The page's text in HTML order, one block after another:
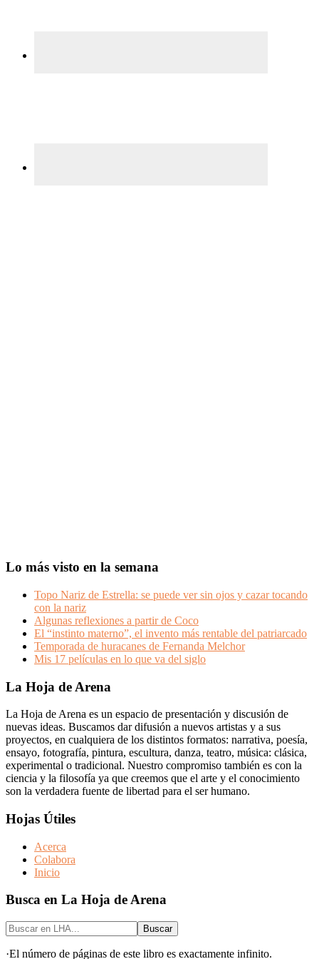
Lo más visto en la semana
Topo Nariz de Estrella: se puede ver sin ojos y cazar tocando
con la nariz
Algunas reflexiones a partir de Coco
El “instinto materno”, el invento más rentable del patriarcado
Temporada de huracanes de Fernanda Melchor
Mis 17 películas en lo que va del siglo
Footer
La Hoja de Arena
La Hoja de Arena es un espacio de presentación y discusión de
nuevas ideas. Buscamos dar difusión a nuevos artistas y a sus
proyectos, en cualquiera de los distintos formatos: narrativa, poesía,
ensayo, fotografía, pintura, escultura, danza, teatro, música: clásica,
experimental o tradicional. Nuestro compromiso también es con la
ciencia y la filosofía ya que creemos que el arte y el conocimiento
son la verdadera fuente de libertad para el ser humano.
Hojas Útiles
Acerca
Colabora
Inicio
Busca en La Hoja de Arena
Buscar
en
LHA...
·El número de páginas de este libro es exactamente infinito.